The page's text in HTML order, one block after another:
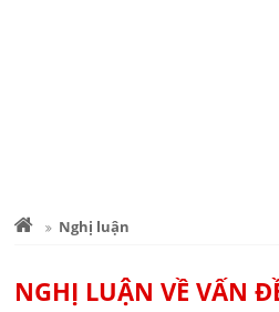
Nghị luận
NGHỊ LUẬN VỀ VẤN